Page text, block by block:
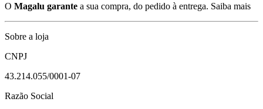
O Magalu garante a sua compra, do pedido à entrega. Saiba mais
Sobre a loja
CNPJ
43.214.055/0001-07
Razão Social